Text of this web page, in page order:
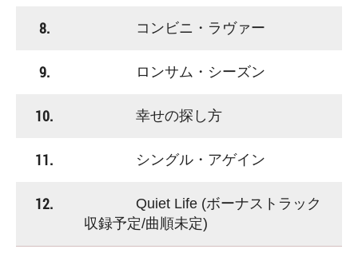
8. コンビニ・ラヴァー
9. ロンサム・シーズン
10. 幸せの探し方
11. シングル・アゲイン
12.
Quiet Life (ボーナストラック
収録予定/曲順未定)